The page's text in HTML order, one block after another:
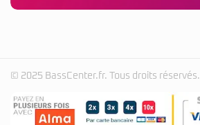
© 2025 BassCenter.fr. Tous droits réservés.